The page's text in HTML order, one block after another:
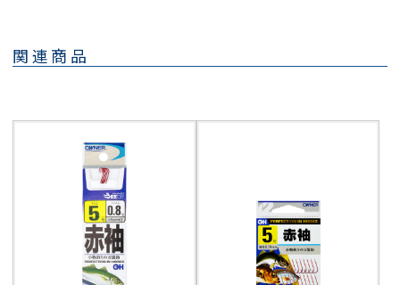
関連商品